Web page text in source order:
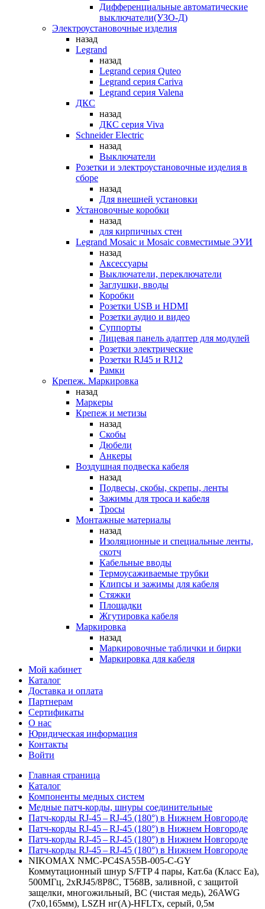
Дифференциальные автоматические
выключатели(УЗО-Д)
Электроустановочные изделия
назад
Legrand
назад
Legrand серия Quteo
Legrand серия Cariva
Legrand серия Valena
ДКС
назад
ДКС серия Viva
Schneider Electric
назад
Выключатели
Розетки и электроустановочные изделия в
сборе
назад
Для внешней установки
Установочные коробки
назад
для кирпичных стен
Legrand Mosaic и Mosaic совместимые ЭУИ
назад
Аксессуары
Выключатели, переключатели
Заглушки, вводы
Коробки
Розетки USB и HDMI
Розетки аудио и видео
Суппорты
Лицевая панель адаптер для модулей
Розетки электрические
Розетки RJ45 и RJ12
Рамки
Крепеж. Маркировка
назад
Маркеры
Крепеж и метизы
назад
Скобы
Дюбели
Анкеры
Воздушная подвеска кабеля
назад
Подвесы, скобы, скрепы, ленты
Зажимы для троса и кабеля
Тросы
Монтажные материалы
назад
Изоляционные и специальные ленты,
скотч
Кабельные вводы
Термоусаживаемые трубки
Клипсы и зажимы для кабеля
Стяжки
Площадки
Жгутировка кабеля
Маркировка
назад
Маркировочные таблички и бирки
Маркировка для кабеля
Мой кабинет
Каталог
Доставка и оплата
Партнерам
Сертификаты
О нас
Юридическая информация
Контакты
Войти
Главная страница
Каталог
Компоненты медных систем
Медные патч-корды, шнуры соединительные
Патч-корды RJ‑45 – RJ‑45 (180°) в Нижнем Новгороде
Патч-корды RJ‑45 – RJ‑45 (180°) в Нижнем Новгороде
Патч-корды RJ‑45 – RJ‑45 (180°) в Нижнем Новгороде
Патч-корды RJ‑45 – RJ‑45 (180°) в Нижнем Новгороде
NIKOMAX NMC-PC4SA55B-005-C-GY
Коммутационный шнур S/FTP 4 пары, Кат.6a (Класс Ea),
500МГц, 2хRJ45/8P8C, T568B, заливной, с защитой
защелки, многожильный, BC (чистая медь), 26AWG
(7х0,165мм), LSZH нг(А)-HFLTx, серый, 0,5м